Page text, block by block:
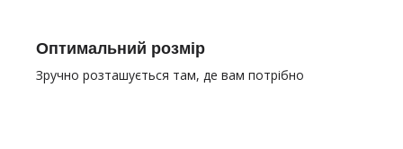
Оптимальний розмір
Зручно розташується там, де вам потрібно